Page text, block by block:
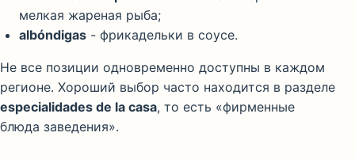
мелкая жареная рыба;
albóndigas - фрикадельки в соусе.
Не все позиции одновременно доступны в каждом
регионе. Хороший выбор часто находится в разделе
especialidades de la casa, то есть «фирменные
блюда заведения».